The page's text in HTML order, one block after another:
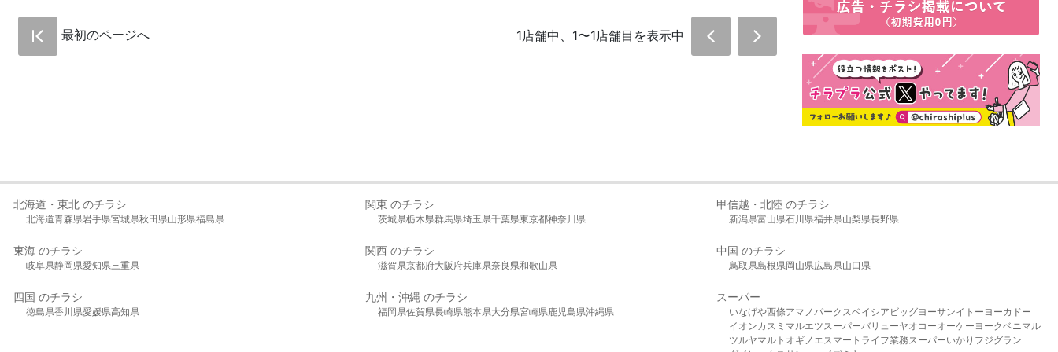
最初のページへ 1店舗中、1〜1店舗目を表示中
北海道・東北 のチラシ
北海道青森県岩手県宮城県秋田県山形県福島県
関東 のチラシ
茨城県栃木県群馬県埼玉県千葉県東京都神奈川県
甲信越・北陸 のチラシ
新潟県富山県石川県福井県山梨県長野県
東海 のチラシ
岐阜県静岡県愛知県三重県
関西 のチラシ
滋賀県京都府大阪府兵庫県奈良県和歌山県
中国 のチラシ
鳥取県島根県岡山県広島県山口県
四国 のチラシ
徳島県香川県愛媛県高知県
九州・沖縄 のチラシ
福岡県佐賀県長崎県熊本県大分県宮崎県 鹿児島県沖縄県
スーパー
いなげや西條アマノパークスベイシア ビッグヨーサンイトーヨーカドー
イオンカスミ マルエツ スーパーバリューヤオコーオーケー ヨークベニマル
ツルヤマルト オギノ エスマート ライフ業務スーパーいかり フジグラン